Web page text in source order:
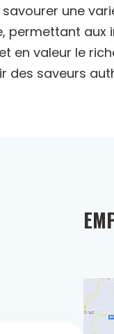
une
permettant
en valeur le
des saveurs